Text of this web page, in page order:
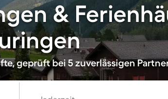
&
geprüft bei 5 zuverlässigen